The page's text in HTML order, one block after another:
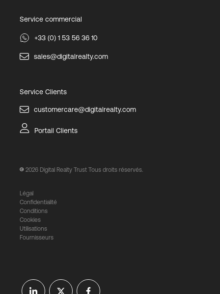
Service commercial
+33 (0) 1 53 56 36 10
sales@digitalrealty.com
Service Clients
customercare@digitalrealty.com
Portail Clients
2026 Digital Realty Trust Tous droits réservés.
Légal
Confidentialité
Conditions
Cookies
Utilisations
Fournisseurs